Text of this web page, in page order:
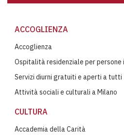
ACCOGLIENZA
Accoglienza
Ospitalità residenziale per persone
Servizi diurni gratuiti e aperti a tutti
Attività sociali e culturali a Milano
CULTURA
Accademia della Carità